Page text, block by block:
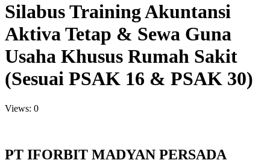
Silabus Training Akuntansi
Aktiva Tetap & Sewa Guna
Usaha Khusus Rumah Sakit
(Sesuai PSAK 16 & PSAK 30)
Views: 0
PT IFORBIT MADYAN PERSADA